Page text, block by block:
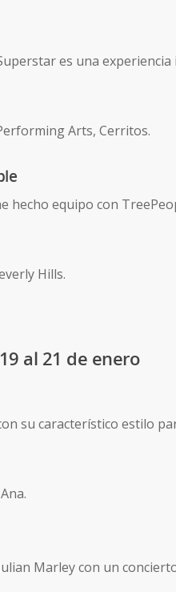
es una
Arts, Cerritos.
hecho equipo con
Hills.
al 21 de enero
su característico estilo
Marley con un